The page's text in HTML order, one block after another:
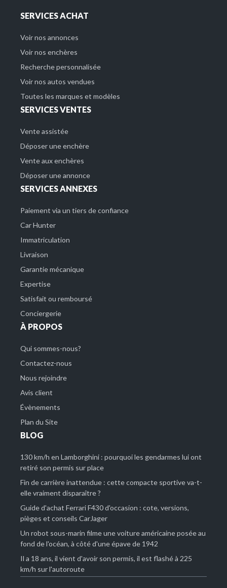
SERVICES ACHAT
Voir nos annonces
Voir nos enchères
Recherche personnalisée
Voir nos autos vendues
Toutes les marques et modèles
SERVICES VENTES
Vente assistée
Déposer une enchère
Vente aux enchères
Déposer une annonce
SERVICES ANNEXES
Paiement via un tiers de confiance
Car Hunter
Immatriculation
Livraison
Garantie mécanique
Expertise
Satisfait ou remboursé
Conciergerie
À PROPOS
Qui sommes-nous?
Contactez-nous
Nous rejoindre
Avis client
Évènements
Plan du Site
BLOG
130 km/h en Lamborghini : pourquoi les gendarmes lui ont
retiré son permis sur place
Fin de carrière inattendue : cette compacte sportive va-t-
elle vraiment disparaître ?
Guide d'achat Ferrari F430 d'occasion : cote, versions,
pièges et conseils CarJager
Un robot sous-marin filme une voiture américaine posée au
fond de l'océan, à côté d'une épave de 1942
Il a 18 ans, il vient d'avoir son permis, il est flashé à 225
km/h sur l'autoroute